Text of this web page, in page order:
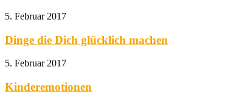
5. Februar 2017
Dinge die Dich glücklich machen
5. Februar 2017
Kinderemotionen